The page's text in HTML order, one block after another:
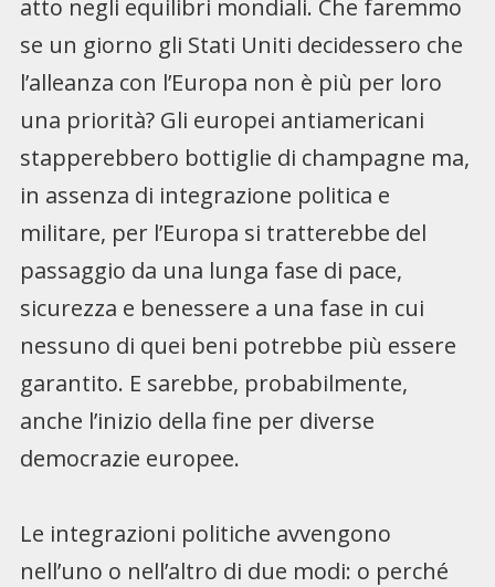
atto negli equilibri mondiali. Che faremmo
se un giorno gli Stati Uniti decidessero che
l’alleanza con l’Europa non è più per loro
una priorità? Gli europei antiamericani
stapperebbero bottiglie di champagne ma,
in assenza di integrazione politica e
militare, per l’Europa si tratterebbe del
passaggio da una lunga fase di pace,
sicurezza e benessere a una fase in cui
nessuno di quei beni potrebbe più essere
garantito. E sarebbe, probabilmente,
anche l’inizio della fine per diverse
democrazie europee.
Le integrazioni politiche avvengono
nell’uno o nell’altro di due modi: o perché